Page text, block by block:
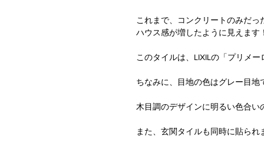
これまで、コンクリートのみだ
ハウス感が増したように見えます！
このタイルは、LIXILの「プリメー
ちなみに、目地の色はグレー目地
木目調のデザインに明るい色合い
また、玄関タイルも同時に貼られ